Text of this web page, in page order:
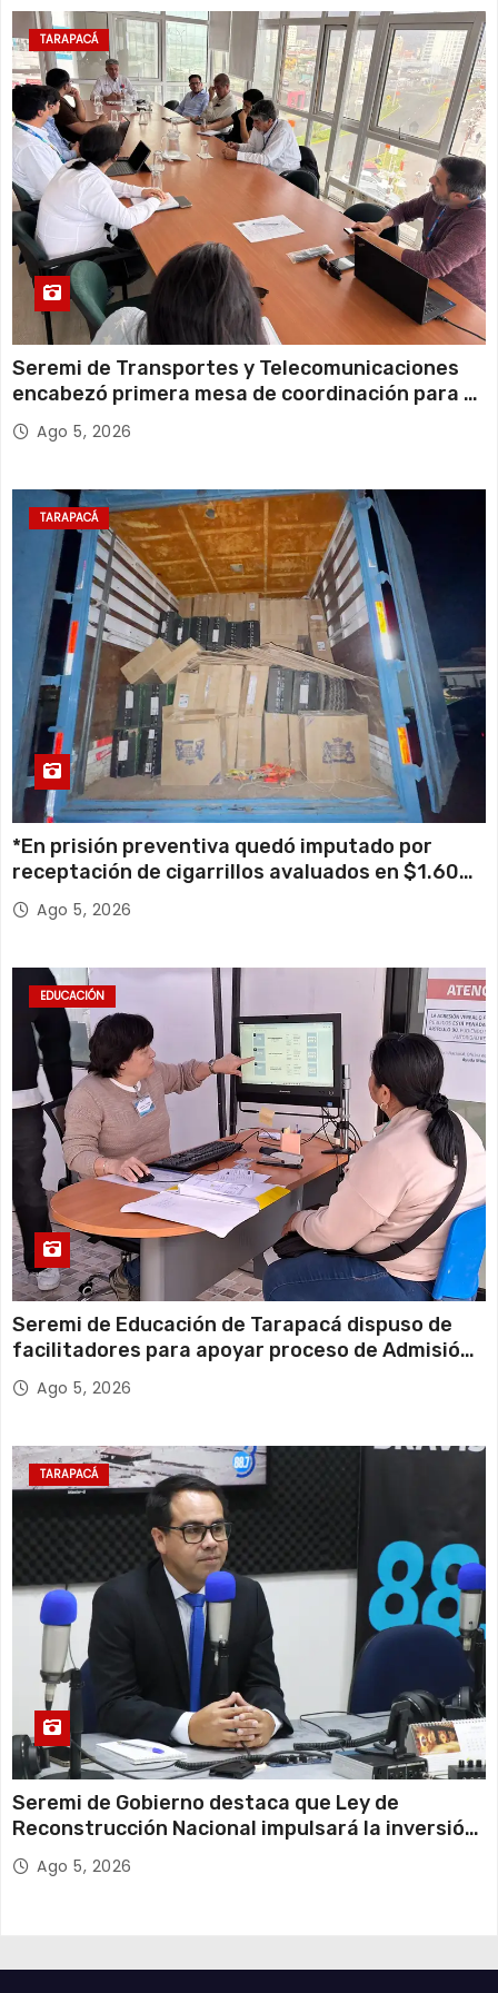
11 de agosto
Martes 20°C 18°C
12 de agosto
Miércoles 21°C 18°C
TARAPACÁ
Seremi de Transportes y Telecomunicaciones
encabezó primera mesa de coordinación para el
retiro de cables en desuso en Iquique
Ago 5, 2026
TARAPACÁ
*En prisión preventiva quedó imputado por
receptación de cigarrillos avaluados en $1.600
millones*
Ago 5, 2026
EDUCACIÓN
Seremi de Educación de Tarapacá dispuso de
facilitadores para apoyar proceso de Admisión
Escolar 2027
Ago 5, 2026
TARAPACÁ
Seremi de Gobierno destaca que Ley de
Reconstrucción Nacional impulsará la inversión
y el empleo en Tarapacá
Ago 5, 2026